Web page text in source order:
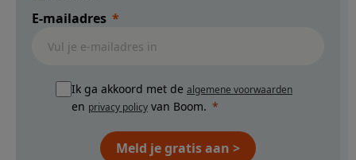
E-mailadres
Ik ga akkoord met de algemene voorwaarden
en privacy policy van Boom.
Meld je gratis aan >